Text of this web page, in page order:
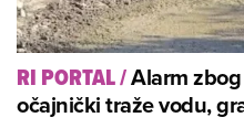
RI PORTAL/Alarm
očajnički traže vodu,